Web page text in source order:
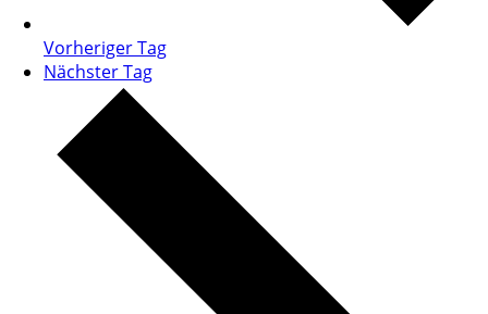
Vorheriger Tag
Nächster Tag